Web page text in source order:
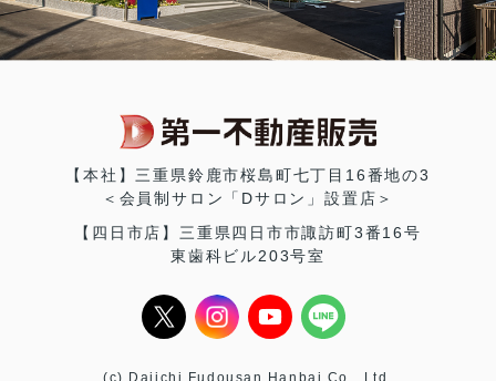
【本社】三重県鈴鹿市桜島町七丁目16番地の3
＜会員制サロン「Dサロン」設置店＞
【四日市店】三重県四日市市諏訪町3番16号
東歯科ビル203号室
(c) Daiichi Fudousan Hanbai Co., Ltd.